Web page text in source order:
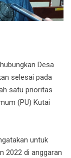
Desa
selesai pada
satu prioritas
(PU) Kutai
untuk
2022 di anggaran